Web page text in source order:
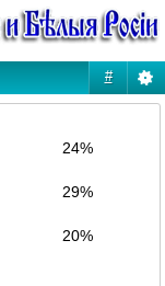
#
24%
29%
20%